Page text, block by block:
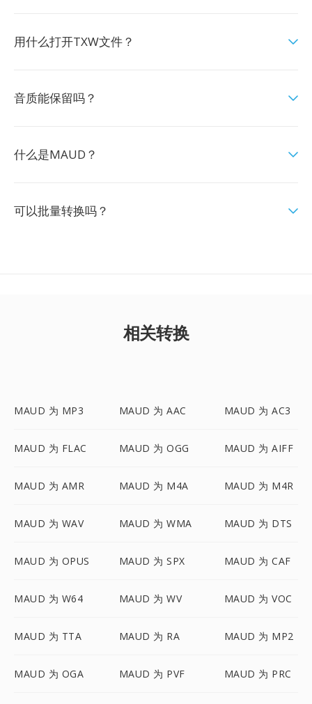
用什么打开TXW文件？
音质能保留吗？
什么是MAUD？
可以批量转换吗？
相关转换
MAUD 为 MP3 MAUD 为 AAC MAUD 为 AC3
MAUD 为 FLAC MAUD 为 OGG MAUD 为 AIFF
MAUD 为 AMR MAUD 为 M4A MAUD 为 M4R
MAUD 为 WAV MAUD 为 WMA MAUD 为 DTS
MAUD 为 OPUS MAUD 为 SPX MAUD 为 CAF
MAUD 为 W64 MAUD 为 WV MAUD 为 VOC
MAUD 为 TTA MAUD 为 RA MAUD 为 MP2
MAUD 为 OGA MAUD 为 PVF MAUD 为 PRC